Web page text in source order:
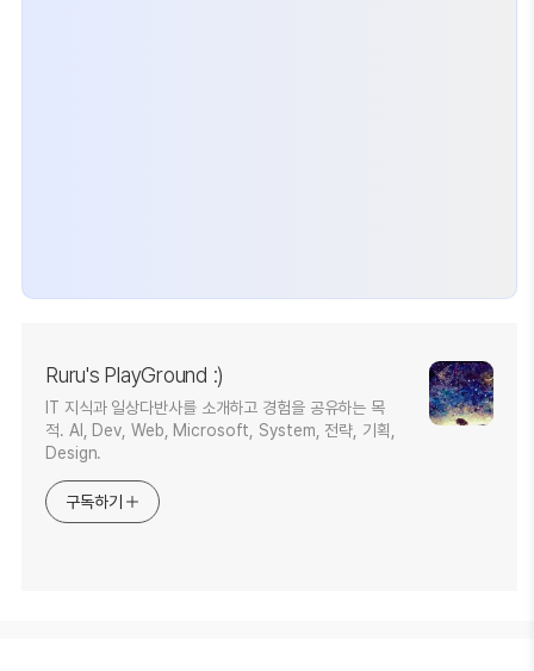
Ruru's PlayGround :)
IT 지식과 일상다반사를 소개하고 경험을 공유하는 목
적. AI, Dev, Web, Microsoft, System, 전략, 기획,
Design.
구독하기